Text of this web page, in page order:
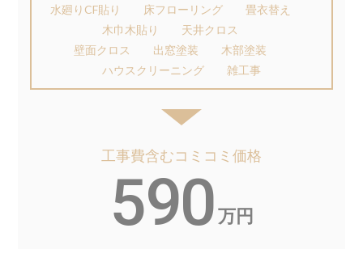
水廻りCF貼り 床フローリング
畳衣替え
木巾木貼り
天井クロス
壁面クロス 出窓塗装
木部塗装
ハウスクリーニング
雑工事
工事費含むコミコミ価格
590万円